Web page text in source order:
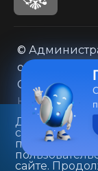
©
образования
Саратов»
Контакты
Политика в
410031, г.
Данный веб-
cookie-файлы
сайте.